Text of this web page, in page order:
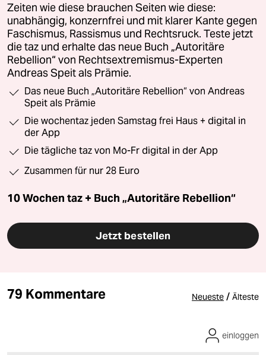
Zeiten wie diese brauchen Seiten wie diese:
unabhängig, konzernfrei und mit klarer Kante gegen
Faschismus, Rassismus und Rechtsruck. Teste jetzt
die taz und erhalte das neue Buch „Autoritäre
Rebellion“ von Rechtsextremismus-Experten
Andreas Speit als Prämie.
Das neue Buch „Autoritäre Rebellion“ von Andreas
Speit als Prämie
Die wochentaz jeden Samstag frei Haus + digital in
der App
Die tägliche taz von Mo-Fr digital in der App
Zusammen für nur 28 Euro
10 Wochen taz + Buch „Autoritäre Rebellion“
Jetzt bestellen
79 Kommentare Neueste / Älteste
einloggen